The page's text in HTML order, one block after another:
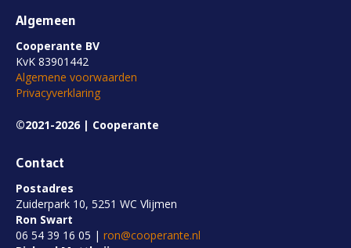
Algemeen
Cooperante BV
KvK 83901442
Algemene voorwaarden
Privacyverklaring
©2021-2026 | Cooperante
Contact
Postadres
Zuiderpark 10, 5251 WC Vlijmen
Ron Swart
06 54 39 16 05 | ron@cooperante.nl